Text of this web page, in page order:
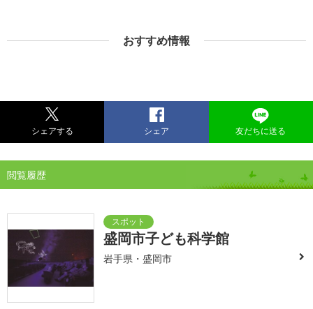
おすすめ情報
シェアする シェア 友だちに送る
閲覧履歴
盛岡市子ども科学館
岩手県・盛岡市